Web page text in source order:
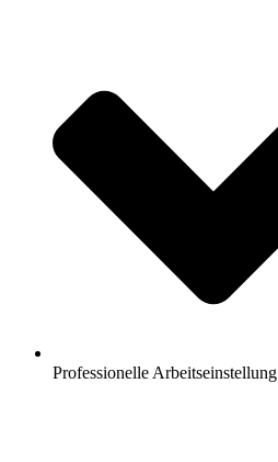
Professionelle Arbeitseinstellung